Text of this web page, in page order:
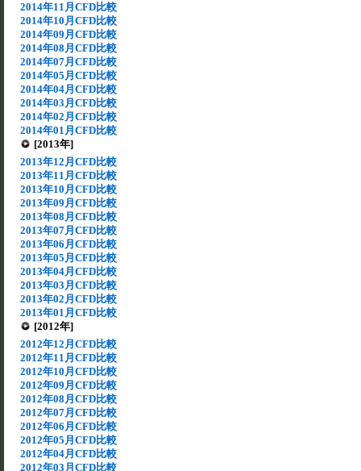
2014年11月CFD比較
2014年10月CFD比較
2014年09月CFD比較
2014年08月CFD比較
2014年07月CFD比較
2014年05月CFD比較
2014年04月CFD比較
2014年03月CFD比較
2014年02月CFD比較
2014年01月CFD比較
[2013年]
2013年12月CFD比較
2013年11月CFD比較
2013年10月CFD比較
2013年09月CFD比較
2013年08月CFD比較
2013年07月CFD比較
2013年06月CFD比較
2013年05月CFD比較
2013年04月CFD比較
2013年03月CFD比較
2013年02月CFD比較
2013年01月CFD比較
[2012年]
2012年12月CFD比較
2012年11月CFD比較
2012年10月CFD比較
2012年09月CFD比較
2012年08月CFD比較
2012年07月CFD比較
2012年06月CFD比較
2012年05月CFD比較
2012年04月CFD比較
2012年03月CFD比較